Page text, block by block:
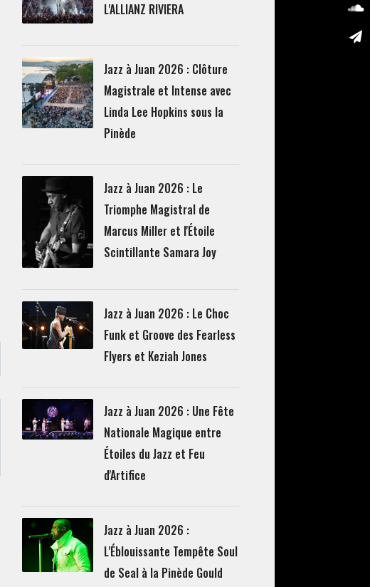
L'ALLIANZ RIVIERA
Jazz à Juan 2026 : Clôture
Magistrale et Intense avec
Linda Lee Hopkins sous la
Pinède
Jazz à Juan 2026 : Le
Triomphe Magistral de
Marcus Miller et l'Étoile
Scintillante Samara Joy
Jazz à Juan 2026 : Le Choc
Funk et Groove des Fearless
Flyers et Keziah Jones
Jazz à Juan 2026 : Une Fête
Nationale Magique entre
Étoiles du Jazz et Feu
d'Artifice
Jazz à Juan 2026 :
L'Éblouissante Tempête Soul
de Seal à la Pinède Gould